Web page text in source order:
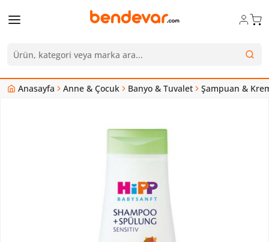
Anasayfa Anne & Çocuk Banyo & Tuvalet Şampuan &